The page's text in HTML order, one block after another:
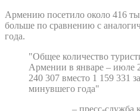
Армению посетило около 416
больше по сравнению с
года.
"Общее количество
Армении в январе – июле
240 307 вместо 1 159 331
минувшего года"
– пресс-служба